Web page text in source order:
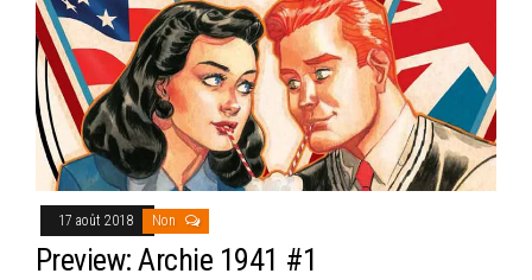
17 août 2018 Non
Preview: Archie 1941 #1